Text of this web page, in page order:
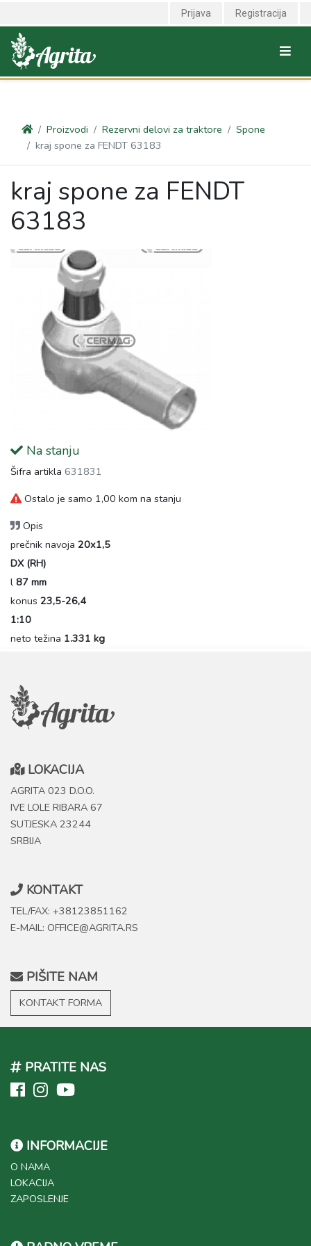
<link rel="canonical" href="https://agrita.rs/proizvodi/rezervni-delovi-
za-traktore/spone/kraj-spone-za-fendt-63183" />
Prijava Registracija
Proizvodi Rezervni delovi za traktore
Spone
kraj spone za FENDT 63183
kraj spone za FENDT
63183
Na stanju
Šifra artikla 631831
Ostalo je samo 1,00 kom na stanju
Opis
prečnik navoja 20x1,5
DX (RH)
l 87 mm
konus 23,5-26,4
1:10
neto težina 1.331 kg
LOKACIJA
AGRITA 023 D.O.O.
IVE LOLE RIBARA 67
SUTJESKA 23244
SRBIJA
KONTAKT
TEL/FAX: +38123851162
E-MAIL: OFFICE@AGRITA.RS
PIŠITE NAM
KONTAKT FORMA
PRATITE NAS
INFORMACIJE
O NAMA
LOKACIJA
ZAPOSLENJE